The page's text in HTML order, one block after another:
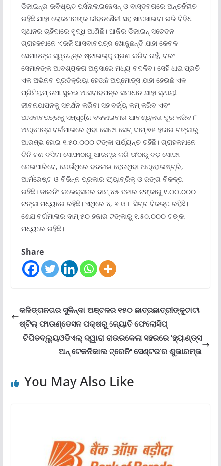
ଡିଜାଇନ୍‌ର ଭବିଷ୍ୟତ ପର୍ସନାଲାଇଜେସନ୍ ଓ ବାସ୍ତବତାରେ ଅନ୍ତର୍ନିହୀତ
ରହିଛି ଯାହା ଲୋକମାନଙ୍କ ଜୀବନଶୈଳୀ ସହ ଖାପଖାଇବା ଭଳି ବିବିଧ
ସ୍ଥାନର ଚାହିଦାରେ ବୃଦ୍ଧି ଆଣିଛି। ଆଜିର ଡିଜାଇନ୍ ସଚେତନ
ଗ୍ରାହକମାନେ ଏଭଳି ଆସବାବପତ୍ର ଖୋଜୁଛନ୍ତି ଯାହା କେବଳ
ସେମାନଙ୍କ ସ୍ୱତନ୍ତ୍ର ଷ୍ଟାଇଲ୍‌କୁ ପୂରଣ କରିବ ନାହଁ, ବରଂ
ସେମାନଙ୍କ ଆବଶ୍ୟକତା ଅନୁସାରେ ମଧ୍ୟ ବଦଳିବ। ସେହି ଧାରା ପ୍ରତି
ଏକ ଅଭିନବ ପ୍ରତିକ୍ରିୟା ହେଉଛି ଅପ୍‌ମୋଡ୍‌ସ ଯାହା ହେଉଛି ଏକ
ପ୍ରିମିୟମ୍ ତଥା ସୁଲଭ ଆସବାବପତ୍ର ସମାଧାନ ଯାହା ସ୍ଥାୟୀ
ଜୀବନଯାପନକୁ ସମର୍ଥନ କରିବା ସହ ବର୍ଜ୍ୟ କମ୍ କରିବ ଏବଂ
ଆସବାବପତ୍ରକୁ ସମ୍ପୂର୍ଣ୍ଣ ବଦଳାଇବାର ଆବଶ୍ୟକତା ଦୂର କରିବ।’’
ଅପ୍‌ମୋଡ୍‌ସ ବର୍ଗମାଳାରେ ଥିବା ସୋଫା ସେଟ୍ ଦାମ୍ ୭୫ ହଜାର ଟଙ୍କାରୁ
ଆରମ୍ଭ ହୋଇ ୧,୫୦,୦୦୦ ଟଙ୍କା ପର୍ଯ୍ୟନ୍ତ ରହିଛି। ଗ୍ରାହକମାନେ
ତିନି ଜଣ ବସିବା ସୋଫାଠାରୁ ଆରମ୍ଭ କରି ତା’ଠାରୁ ବଡ଼ ସୋଫା
ନେଇପାରିବେ, ଯେଉଁଥିରେ ବଦଳାଇ ହେଉଥିବା ଅପ୍‌ହୋଲଷ୍ଟ୍ରି,
ଆର୍ମରେଷ୍ଟ ଓ ବିଭିନ୍ନ ପ୍ରକାର ଫ୍ୟାବ୍ରିକ୍ ଓ ରଙ୍ଗ ବିକଳ୍ପ
ରହିଛି। ଡାଇନିଂ କଲେକ୍ସନର ଦାମ୍ ୪୫ ହଜାର ଟଙ୍କାରୁ ୧,୦୦,୦୦୦
ଟଙ୍କା ମଧ୍ୟରେ ରହିଛି। ଏଥିରେ ୪, ୬ ଓ ୮ ସିଟ୍‌ର ବିକଳ୍ପ ରହିଛି।
ଶେଯ ବର୍ଗମାଳାର ଦାମ୍ ୫୦ ହଜାର ଟଙ୍କାରୁ ୧,୫୦,୦୦୦ ଟଙ୍କା
ମଧ୍ୟରେ ରହିଛି।
Share
କଳିଙ୍ଗନଗର ସୁକିନ୍ଦା ଅଞ୍ଚଳର ୧୫୦ ଛାତ୍ରଛାତ୍ରୀଙ୍କୁଟାଟା
ଷ୍ଟିଲ୍ ଫାଉଣ୍ଡେସନ ପକ୍ଷରୁ ଜ୍ୟୋତି ଫେଲୋସିପ୍‌
ଟିପିଡବ୍ଲ୍ୟୁଓଡିଏଲ୍ ଦ୍ୱାରା ରାଉରକେଲା ସହରରେ ‘ହ୍ୟାଣ୍ଡ୍ସ
ଅନ୍ ଟେକନିକାଲ ଟ୍ରେନିଂ ସେଣ୍ଟର’ର ଶୁଭାରମ୍ଭ
You May Also Like